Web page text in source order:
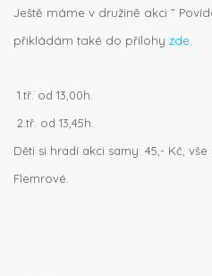
Ještě máme v družině akci ”
přikládám také do přílohy zde
1.tř. od 13,00h.
2.tř. od 13,45h.
Děti si hradí akci samy: 45,- Kč,
Flemrové.